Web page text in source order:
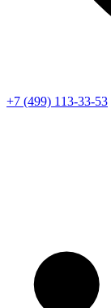
+7 (499) 113-33-53